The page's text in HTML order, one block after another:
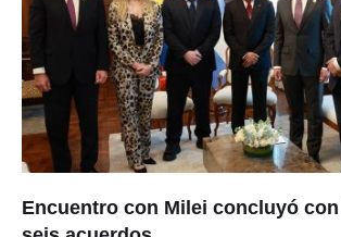
Encuentro con Milei concluyó